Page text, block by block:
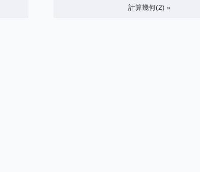
計算幾何(2) »